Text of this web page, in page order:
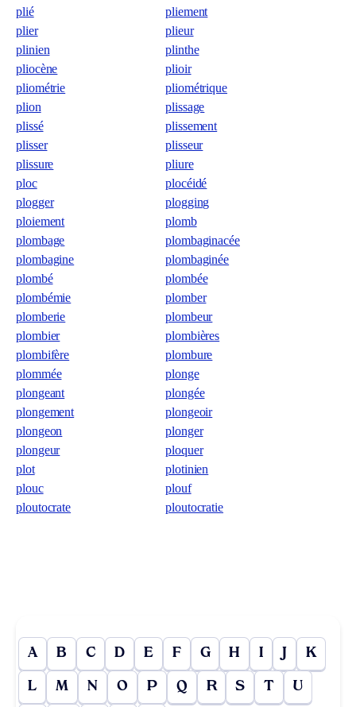
plié
pliement
plier
plieur
plinien
plinthe
pliocène
plioir
pliométrie
pliométrique
plion
plissage
plissé
plissement
plisser
plisseur
plissure
pliure
ploc
plocéidé
plogger
plogging
ploiement
plomb
plombage
plombaginacée
plombagine
plombaginée
plombé
plombée
plombémie
plomber
plomberie
plombeur
plombier
plombières
plombifère
plombure
plommée
plonge
plongeant
plongée
plongement
plongeoir
plongeon
plonger
plongeur
ploquer
plot
plotinien
plouc
plouf
ploutocrate
ploutocratie
A B C D E F G H I J K
L M N O P Q R S T U